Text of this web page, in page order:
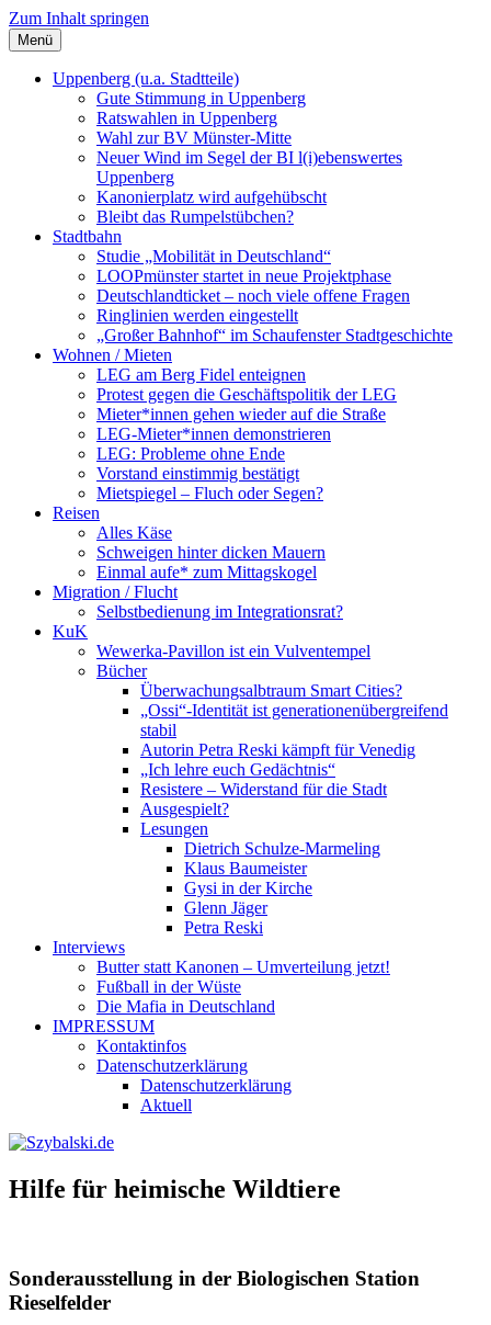
Zum Inhalt springen
Szybalski.de
Infos über und von Werner Szybalski (Münster)
Menü
Uppenberg (u.a. Stadtteile)
Gute Stimmung in Uppenberg
Ratswahlen in Uppenberg
Wahl zur BV Münster-Mitte
Neuer Wind im Segel der BI l(i)ebenswertes
Uppenberg
Kanonierplatz wird aufgehübscht
Bleibt das Rumpelstübchen?
Stadtbahn
Studie „Mobilität in Deutschland“
LOOPmünster startet in neue Projektphase
Deutschlandticket – noch viele offene Fragen
Ringlinien werden eingestellt
„Großer Bahnhof“ im Schaufenster Stadtgeschichte
Wohnen / Mieten
LEG am Berg Fidel enteignen
Protest gegen die Geschäftspolitik der LEG
Mieter*innen gehen wieder auf die Straße
LEG-Mieter*innen demonstrieren
LEG: Probleme ohne Ende
Vorstand einstimmig bestätigt
Mietspiegel – Fluch oder Segen?
Reisen
Alles Käse
Schweigen hinter dicken Mauern
Einmal aufe* zum Mittagskogel
Migration / Flucht
Selbstbedienung im Integrationsrat?
KuK
Wewerka-Pavillon ist ein Vulventempel
Bücher
Überwachungsalbtraum Smart Cities?
„Ossi“-Identität ist generationenübergreifend
stabil
Autorin Petra Reski kämpft für Venedig
„Ich lehre euch Gedächtnis“
Resistere – Widerstand für die Stadt
Ausgespielt?
Lesungen
Dietrich Schulze-Marmeling
Klaus Baumeister
Gysi in der Kirche
Glenn Jäger
Petra Reski
Interviews
Butter statt Kanonen – Umverteilung jetzt!
Fußball in der Wüste
Die Mafia in Deutschland
IMPRESSUM
Kontaktinfos
Datenschutzerklärung
Datenschutzerklärung
Aktuell
Hilfe für heimische Wildtiere
Sonderausstellung in der Biologischen Station
Rieselfelder